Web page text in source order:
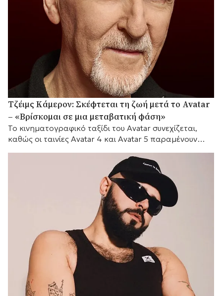
Τζέιμς Κάμερον: Σκέφτεται τη ζωή μετά το Avatar
– «Βρίσκομαι σε μια μεταβατική φάση»
Το κινηματογραφικό ταξίδι του Avatar συνεχίζεται,
καθώς οι ταινίες Avatar 4 και Avatar 5 παραμένουν